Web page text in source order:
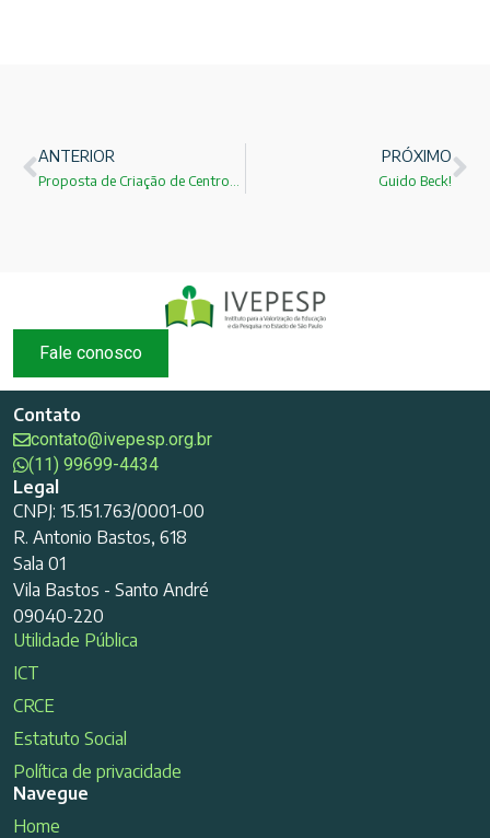
ANTERIOR PRÓXIMO
Guido Beck!
Fale conosco
Contato
contato@ivepesp.org.br
(11) 99699-4434
Legal
CNPJ: 15.151.763/0001-00
R. Antonio Bastos, 618
Sala 01
Vila Bastos - Santo André
09040-220
Utilidade Pública
ICT
CRCE
Estatuto Social
Política de privacidade
Navegue
Home